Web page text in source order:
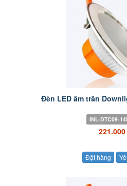
Đèn LED âm trần
INL-DTC09-
Đặt hàng